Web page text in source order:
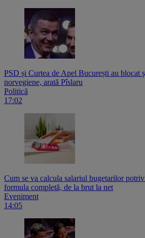
PSD și Curtea de Apel București au blocat
norvegiene, arată Pîslaru
Politică
17:02
Cum se va calcula salariul bugetarilor
formula completă, de la brut la net
Eveniment
14:05